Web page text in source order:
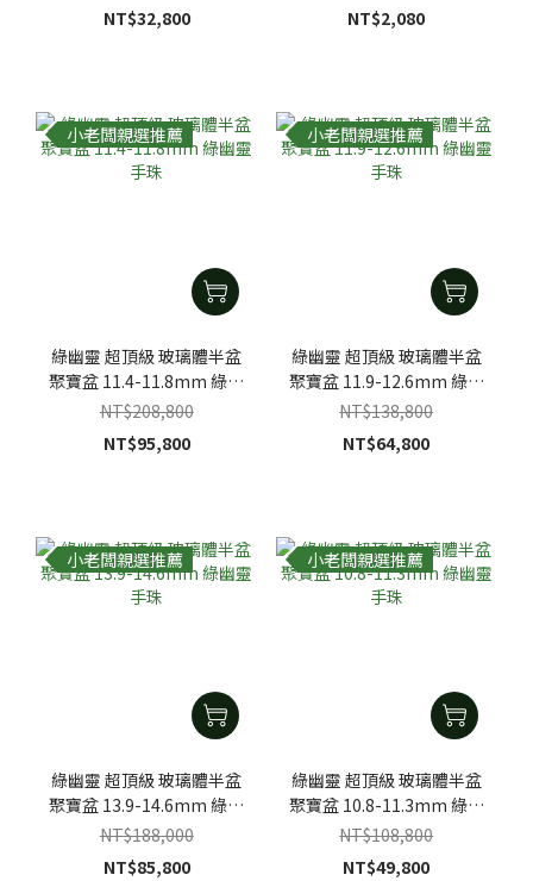
NT$32,800
NT$2,080
小老闆親選推薦
綠幽靈 超頂級 玻璃體半盆
聚寶盆 11.4-11.8mm 綠幽
靈手珠
NT$208,800
NT$95,800
小老闆親選推薦
綠幽靈 超頂級 玻璃體半盆
聚寶盆 11.9-12.6mm 綠幽
靈手珠
NT$138,800
NT$64,800
小老闆親選推薦
綠幽靈 超頂級 玻璃體半盆
聚寶盆 13.9-14.6mm 綠幽
靈手珠
NT$188,000
NT$85,800
小老闆親選推薦
綠幽靈 超頂級 玻璃體半盆
聚寶盆 10.8-11.3mm 綠幽
靈手珠
NT$108,800
NT$49,800